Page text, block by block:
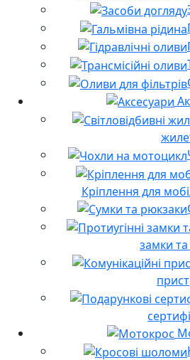
Кріплення для
замки